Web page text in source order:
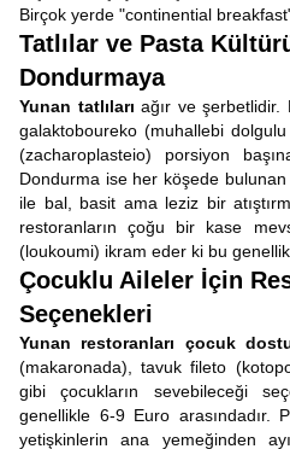
Birçok yerde "continential
Tatlılar ve Pasta
Dondurmaya
Yunan tatlıları ağır ve şerbetlidir.
galaktoboureko (muhallebi dolgulu
(zacharoplasteio) porsiyon
Dondurma ise her köşede
ile bal, basit ama leziz bir
restoranların çoğu bir kase
(loukoumi) ikram eder ki bu
Çocuklu Aileler İçin
Seçenekleri
Yunan restoranları çocuk
(makaronada), tavuk fileto
gibi çocukların sevebileceği
genellikle 6-9 Euro arasındadır.
yetişkinlerin ana yemeğinden